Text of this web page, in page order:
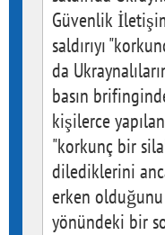
Güvenlik
saldırıyı
da
basın
kişilerce
"korkunç bir
dilediklerini
erken olduğunu
yönündeki bir